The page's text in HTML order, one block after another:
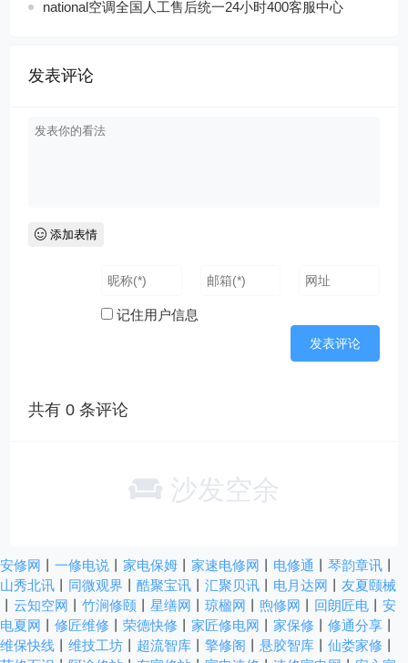
national空调全国人工售后统一24小时400客服中心
发表评论
添加表情
记住用户信息
共有0 条评论
沙发空余
安修网 一修电说 家电保姆 家速电修网 电修通 琴韵章讯
山秀北讯
同微观界 酷聚宝讯 汇聚贝讯 电月达网
友夏颐械
云知空网 竹涧修颐 星缮网 琼楹网 煦修网 回朗匠电
安
电夏网
修匠维修 荣德快修 家匠修电网 家保修 修通分享
维保快线
维技工坊 超流智库 擎修阁 悬胶智库 仙娄家修